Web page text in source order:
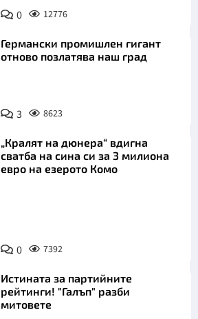
0 12776
Германски промишлен гигант
отново позлатява наш град
3 8623
„Кралят на дюнера“ вдигна
сватба на сина си за 3 милиона
евро на езерото Комо
0 7392
Истината за партийните
рейтинги! "Галъп" разби
митовете